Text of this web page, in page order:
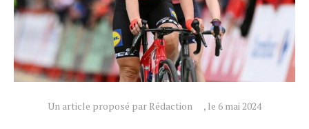
Un article proposé par Rédaction , le 6 mai 2024